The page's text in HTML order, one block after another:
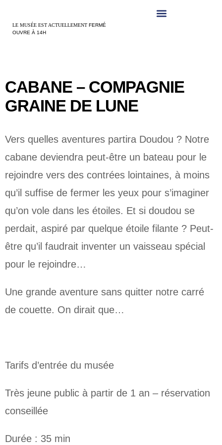
LE MUSÉE EST ACTUELLEMENT FERMÉ
OUVRE À 14H
CABANE – COMPAGNIE
GRAINE DE LUNE
Vers quelles aventures partira Doudou ? Notre
cabane deviendra peut-être un bateau pour le
rejoindre vers des contrées lointaines, à moins
qu’il suffise de fermer les yeux pour s’imaginer
qu’on vole dans les étoiles. Et si doudou se
perdait, aspiré par quelque étoile filante ? Peut-
être qu’il faudrait inventer un vaisseau spécial
pour le rejoindre…
Une grande aventure sans quitter notre carré
de couette. On dirait que…
Tarifs d’entrée du musée
Très jeune public à partir de 1 an – réservation
conseillée
Durée : 35 min